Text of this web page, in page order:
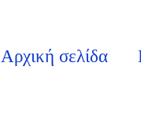
Αρχική σελίδα